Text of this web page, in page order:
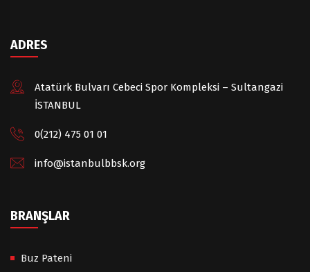
ADRES
Atatürk Bulvarı Cebeci Spor Kompleksi – Sultangazi
İSTANBUL
0(212) 475 01 01
info@istanbulbbsk.org
BRANŞLAR
Buz Pateni